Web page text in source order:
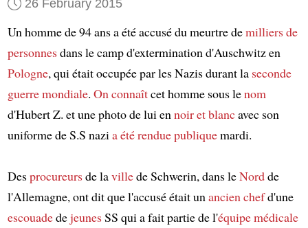
26 February 2015
Un homme de 94 ans a été accusé du meurtre demilliers de
personnesdans le camp d'extermination d'Auschwitz en
Pologne, qui était occupée par les Nazis durant la seconde
guerre mondiale. On connaîtcet homme sous lenom
d'Hubert Z. et une photo de lui ennoir et blancavec son
uniforme de S.S nazia été rendue publiquemardi.
Desprocureursde lavillede Schwerin, dans leNordde
l'Allemagne, ont dit que l'accusé était unancien chefd'une
escouadedejeunesSS qui a fait partie de l'équipe médicale